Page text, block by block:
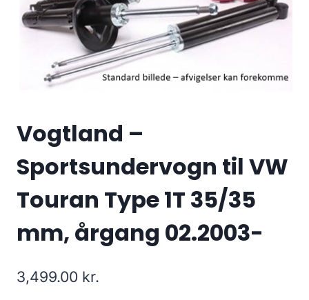
Vogtland –
Sportsundervogn til VW
Touran Type 1T 35/35
mm, årgang 02.2003-
3,499.00 kr.